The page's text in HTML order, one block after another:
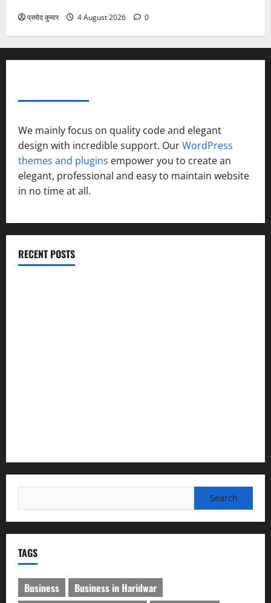
प्रमोद कुमार 4 August 2026 0
We mainly focus on quality code and elegant
design with incredible support. OurWordPress
themes and plugins empower you to create an
elegant, professional and easy to maintain website
in no time at all.
RECENT POSTS
for:
TAGS
Business
Business in Haridwar